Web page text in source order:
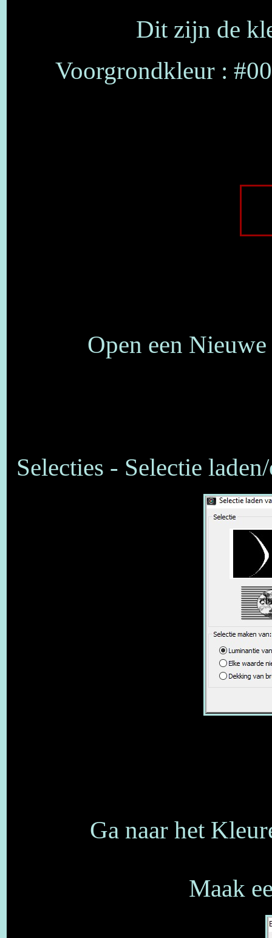
Dit zijn de
Voorgrondkleur :
Open een
Selecties - Selectie
Ga naar het
Maak